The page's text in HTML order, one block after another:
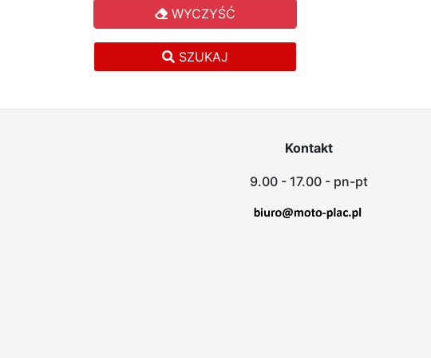
WYCZYŚĆ
SZUKAJ
Kontakt
9.00 - 17.00 - pn-pt